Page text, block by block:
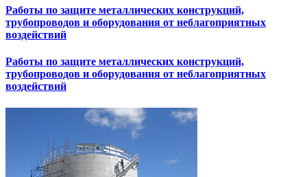
Работы по защите металлических конструкций,
трубопроводов и оборудования от неблагоприятных
воздействий
Работы по защите металлических конструкций,
трубопроводов и оборудования от неблагоприятных
воздействий